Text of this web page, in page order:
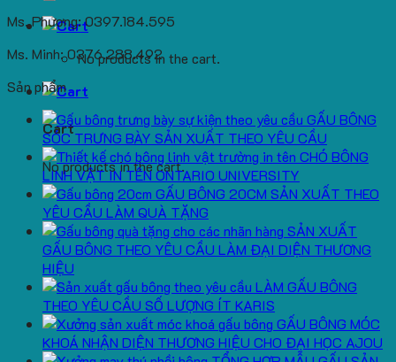
No products in the cart.
Cart
No products in the cart.
Ms. Phương: 0397.184.595
Ms. Minh: 0376.288.492
Sản phẩm
GẤU BÔNG
SÓC TRƯNG BÀY SẢN XUẤT THEO YÊU CẦU
CHÓ BÔNG
LINH VẬT IN TÊN ONTARIO UNIVERSITY
GẤU BÔNG 20CM SẢN XUẤT THEO
YÊU CẦU LÀM QUÀ TẶNG
SẢN XUẤT
GẤU BÔNG THEO YÊU CẦU LÀM ĐẠI DIỆN THƯƠNG
HIỆU
LÀM GẤU BÔNG
THEO YÊU CẦU SỐ LƯỢNG ÍT KARIS
GẤU BÔNG MÓC
KHOÁ NHẬN DIỆN THƯƠNG HIỆU CHO ĐẠI HỌC AJOU